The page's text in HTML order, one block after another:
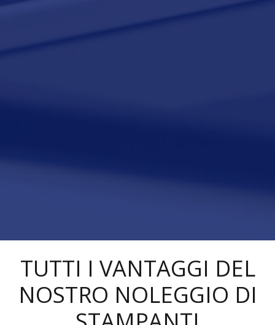
TUTTI I VANTAGGI DEL
NOSTRO NOLEGGIO DI